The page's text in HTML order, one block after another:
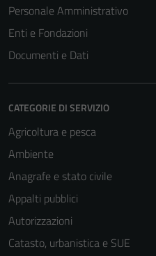
Personale Amministrativo
Enti e Fondazioni
Documenti e Dati
CATEGORIE DI SERVIZIO
Agricoltura e pesca
Ambiente
Anagrafe e stato civile
Appalti pubblici
Autorizzazioni
Catasto, urbanistica e SUE